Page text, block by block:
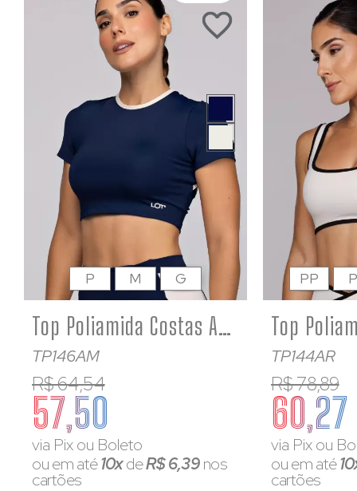
Top Poliamida Costas Aberta Alta Sustentação com Manga Curta Azul
TP146AM
R$ 64,54
57,50
via Pix ou Boleto
ou em até10xdeR$ 6,39nos
cartões
P M G
TP144AR
R$ 78,89
60,27
via Pix ou
ou em até
cartões
PP P